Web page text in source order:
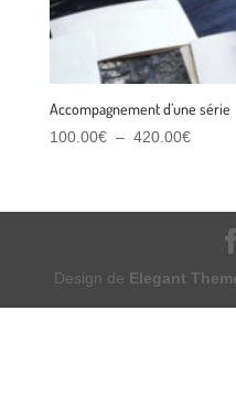
Accompagnement d’une série
100.00€ – 420.00€Plage
Design de Elegant